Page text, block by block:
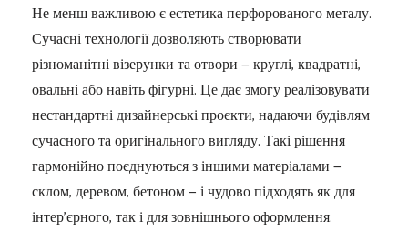
Не менш важливою є естетика перфорованого металу.
Сучасні технології дозволяють створювати
різноманітні візерунки та отвори — круглі, квадратні,
овальні або навіть фігурні. Це дає змогу реалізовувати
нестандартні дизайнерські проєкти, надаючи будівлям
сучасного та оригінального вигляду. Такі рішення
гармонійно поєднуються з іншими матеріалами —
склом, деревом, бетоном — і чудово підходять як для
інтер’єрного, так і для зовнішнього оформлення.